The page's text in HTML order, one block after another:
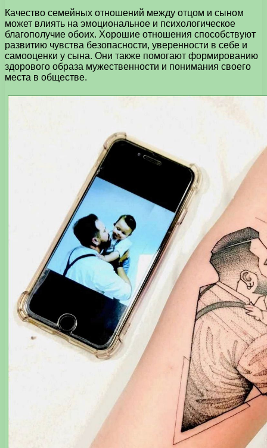
Качество семейных отношений между отцом и сыном
может влиять на эмоциональное и психологическое
благополучие обоих. Хорошие отношения способствуют
развитию чувства безопасности, уверенности в себе и
самооценки у сына. Они также помогают формированию
здорового образа мужественности и понимания своего
места в обществе.